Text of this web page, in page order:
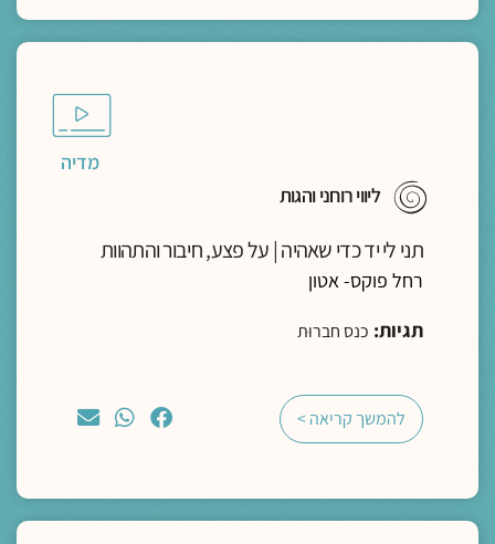
מדיה
ליווי רוחני והגות
תני לי יד כדי שאהיה | על פצע, חיבור והתהוות
רחל פוקס- אטון
תגיות: כנס חברוּת
להמשך קריאה >